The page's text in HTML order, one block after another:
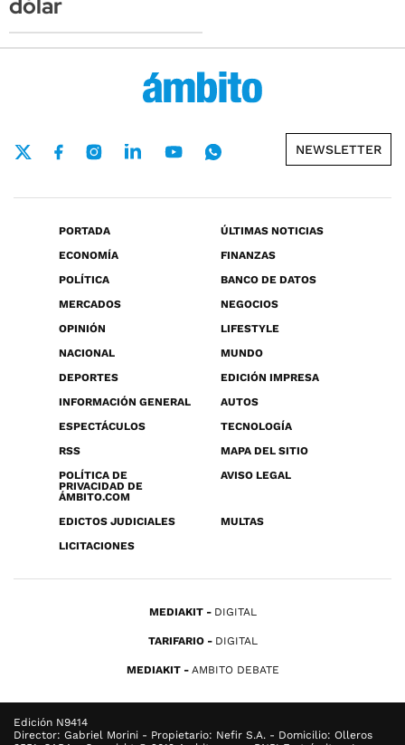
dólar
NEWSLETTER
PORTADA
ÚLTIMAS NOTICIAS
ECONOMÍA
FINANZAS
POLÍTICA
BANCO DE DATOS
MERCADOS
NEGOCIOS
OPINIÓN
LIFESTYLE
NACIONAL
MUNDO
DEPORTES
EDICIÓN IMPRESA
INFORMACIÓN GENERAL
AUTOS
ESPECTÁCULOS
TECNOLOGÍA
RSS
MAPA DEL SITIO
POLÍTICA DE
PRIVACIDAD DE
ÁMBITO.COM
AVISO LEGAL
EDICTOS JUDICIALES
MULTAS
LICITACIONES
MEDIAKIT DIGITAL
TARIFARIO DIGITAL
MEDIAKIT AMBITO DEBATE
Edición N9414
Director: Gabriel Morini - Propietario: Nefir S.A. - Domicilio: Olleros